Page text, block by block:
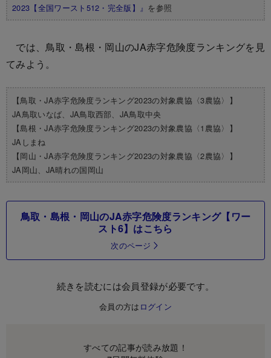
2023【全国ワースト512・完全版】』 を参照
では、鳥取・島根・岡山のJA赤字危険度ランキングを見
てみよう。
【鳥取・JA赤字危険度ランキング2023の対象農協〈3農協〉】
JA鳥取いなば、JA鳥取西部、JA鳥取中央
【島根・JA赤字危険度ランキング2023の対象農協〈1農協〉】
JAしまね
【岡山・JA赤字危険度ランキング2023の対象農協〈2農協〉】
JA岡山、JA晴れの国岡山
鳥取・島根・岡山のJA赤字危険度ランキング【ワー
スト6】はこちら
次のページ
続きを読むには会員登録が必要です。
会員の方は ログイン
すべての記事が読み放題！